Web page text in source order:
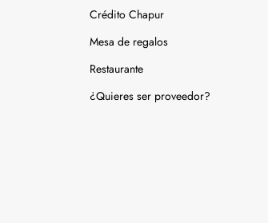
Juguetería
Deportes
Gourmet
Crédito Chapur
Mesa de regalos
Restaurante
¿Quieres ser proveedor?